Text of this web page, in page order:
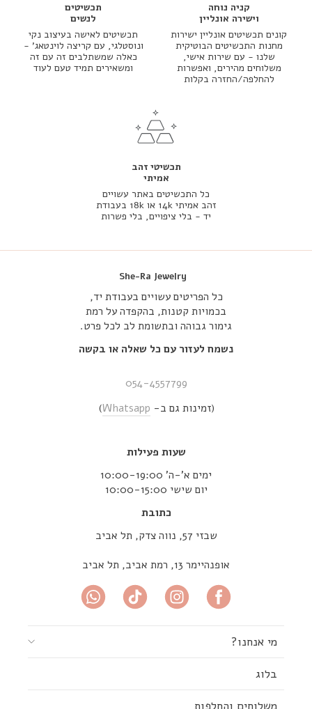
תכשיטים
לנשים
תכשיטים לאישה בעיצוב נקי
ונוסטלגי, עם קריצה לוינטאג' -
כאלה שמשתלבים זה עם זה
ומשאירים תמיד טעם לעוד
תכשיטי זהב
אמיתי
כל התכשיטים באתר עשויים
זהב אמיתי 14k או 18k בעבודת
יד - בלי ציפויים, בלי פשרות
קניה נוחה
וישירה אונליין
קונים תכשיטים אונליין ישירות
מחנות התכשיטים הבוטיקית
שלנו - עם שירות אישי,
משלוחים מהירים, ואפשרות
להחלפה/החזרה בקלות
She-Ra Jewelry
כל הפריטים עשויים בעבודת יד,
בכמויות קטנות, בהקפדה על רמת
גימור גבוהה ובתשומת לב לכל פרט.
נשמח לעזור עם כל שאלה או בקשה
054-4557799
(זמינות גם ב- Whatsapp
)
שעות פעילות
ימים א’-ה’ 10:00-19:00
יום שישי 10:00-15:00
כתובת
שבזי 57, נווה צדק, תל אביב
אופנהיימר 13, רמת אביב, תל אביב
מי אנחנו?
בלוג
משלוחים והחלפות